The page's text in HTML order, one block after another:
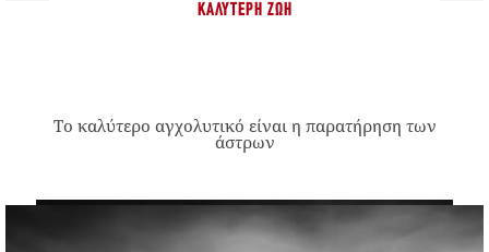
ΚΑΛΎΤΕΡΗ ΖΩΉ
Το καλύτερο αγχολυτικό είναι η παρατήρηση των
άστρων